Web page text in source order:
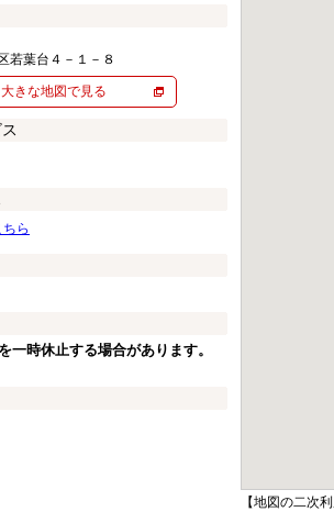
若葉台４－１－８
大きな地図で見る
ちら
一時休止する場合があります。
【地図の二次